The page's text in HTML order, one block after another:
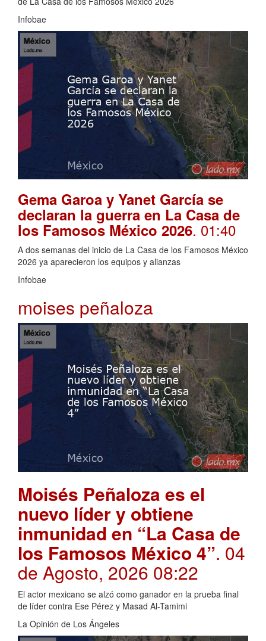
Infobae
Gema Garoa y Yanet García se
declaran la guerra en La Casa de
los Famosos México 2026. 01:40
A dos semanas del inicio de La Casa de los Famosos México
2026 ya aparecieron los equipos y alianzas
Infobae
moises peñaloza
Moisés Peñaloza es el
nuevo líder y obtiene
inmunidad en “La Casa de
los Famosos México 4”. 04
de Agosto, 2026 08:22
El actor mexicano se alzó como ganador en la prueba final
de líder contra Ese Pérez y Masad Al-Tamimi
La Opinión de Los Ángeles